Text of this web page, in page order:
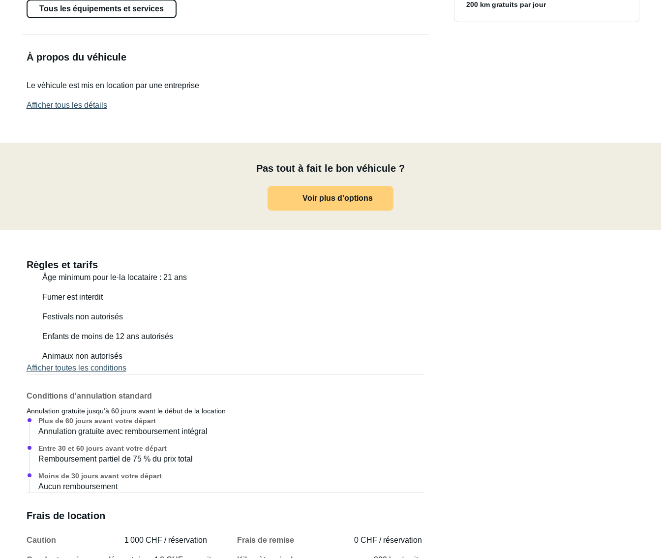
Tous les équipements et services
À propos du véhicule
Le véhicule est mis en location par une entreprise
Afficher tous les détails
Pas tout à fait le bon véhicule ?
Voir plus d'options
Règles et tarifs
Âge minimum pour le·la locataire : 21 ans
Fumer est interdit
Festivals non autorisés
Enfants de moins de 12 ans autorisés
Animaux non autorisés
Afficher toutes les conditions
Conditions d'annulation standard
Annulation gratuite jusqu’à 60 jours avant le début de la location
Plus de 60 jours avant votre départ
Annulation gratuite avec remboursement intégral
Entre 30 et 60 jours avant votre départ
Remboursement partiel de 75 % du prix total
Moins de 30 jours avant votre départ
Aucun remboursement
Frais de location
Caution 1 000 CHF / réservation Frais de remise 0 CHF / réservation
200 km gratuits par jour